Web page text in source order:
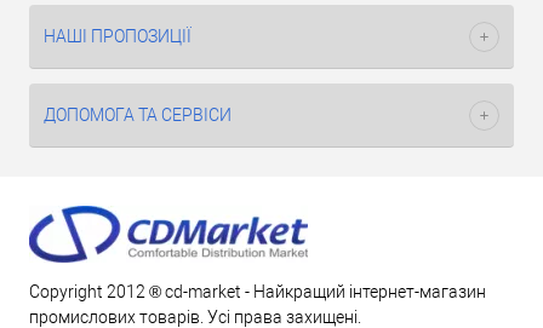
НАШІ ПРОПОЗИЦІЇ
ДОПОМОГА ТА СЕРВІСИ
Copyright 2012 ® cd-market - Найкращий інтернет-магазин
промислових товарів. Усі права захищені.